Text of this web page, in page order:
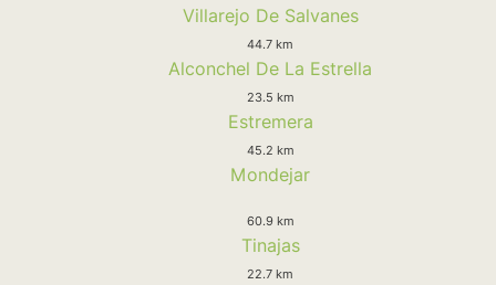
Villarejo De Salvanes
44.7 km
Alconchel De La Estrella
23.5 km
Estremera
45.2 km
Mondejar
60.9 km
Tinajas
22.7 km